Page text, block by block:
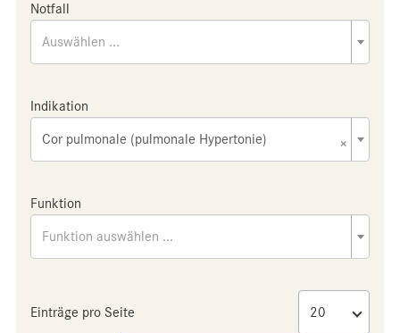
Notfall
Auswählen ...
Indikation
×
Cor pulmonale (pulmonale Hypertonie)
Funktion
Funktion auswählen ...
Einträge pro Seite